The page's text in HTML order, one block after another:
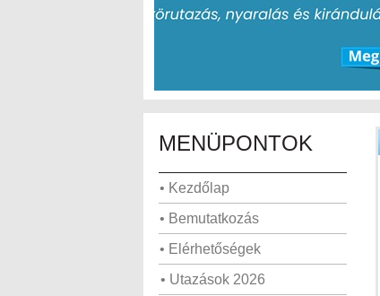
MENÜPONTOK
• Kezdőlap
• Bemutatkozás
• Elérhetőségek
• Utazások 2026